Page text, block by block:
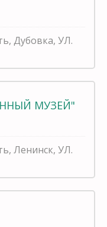
Дубовка, УЛ.
МУЗЕЙ"
Ленинск, УЛ.